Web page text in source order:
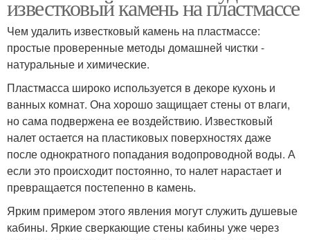
известковый камень на пластмассе
Чем удалить известковый камень на пластмассе:
простые проверенные методы домашней чистки -
натуральные и химические.
Пластмасса широко используется в декоре кухонь и
ванных комнат. Она хорошо защищает стены от влаги,
но сама подвержена ее воздействию. Известковый
налет остается на пластиковых поверхностях даже
после однократного попадания водопроводной воды. А
если это происходит постоянно, то налет нарастает и
превращается постепенно в камень.
Ярким примером этого явления могут служить душевые
кабины. Яркие сверкающие стены кабины уже через